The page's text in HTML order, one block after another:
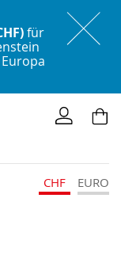
für
CHF EURO